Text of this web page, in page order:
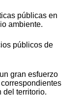
públicas en
ambiente.
públicos de
gran esfuerzo
del territorio.